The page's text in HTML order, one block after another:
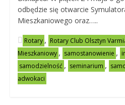
odbędzie się otwarcie
Mieszkaniowego oraz…..
Rotary , Rotary Club Olsztyn
Mieszkaniowy , samostanowienie ,
samodzielność , seminarium ,
adwokaci